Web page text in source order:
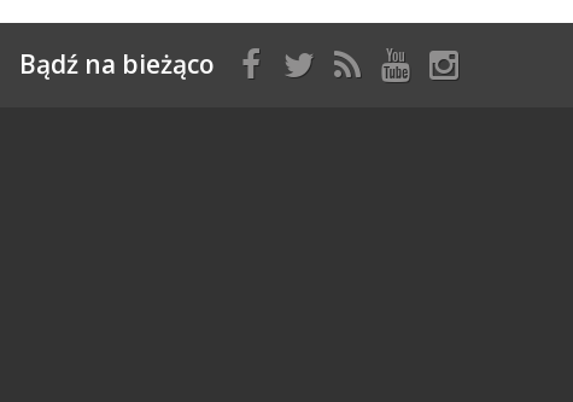
Bądź na bieżąco